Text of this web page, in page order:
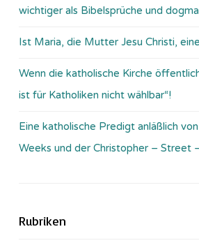
wichtiger als Bibelsprüche und
Ist Maria, die Mutter Jesu Christi,
Wenn die katholische Kirche
ist für Katholiken nicht wählbar“!
Eine katholische Predigt anläßlich
Weeks und der Christopher – Street
Rubriken